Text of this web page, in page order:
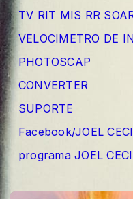
TV RIT MIS RR
VELOCIMETRO DE
PHOTOSCAP
CONVERTER
SUPORTE
Facebook/JOEL
programa JOEL